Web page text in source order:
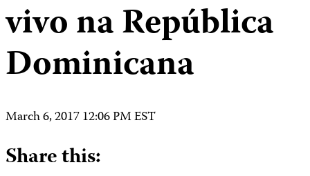
vivo na República
Dominicana
March 6, 2017 12:06 PM EST
Share this: